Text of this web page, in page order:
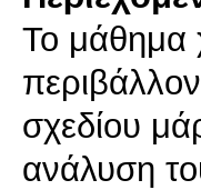
Το μάθημα
σχεδίου
ανάλυση